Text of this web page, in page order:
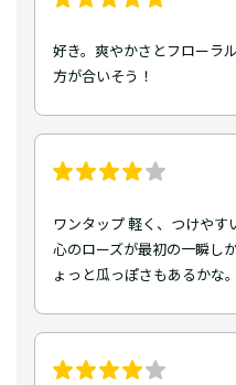
好き。爽やかさとフローラ
方が合いそう！
ワンタップ 軽く、つけや
心のローズが最初の一瞬し
ょっと瓜っぽさもあるかな。